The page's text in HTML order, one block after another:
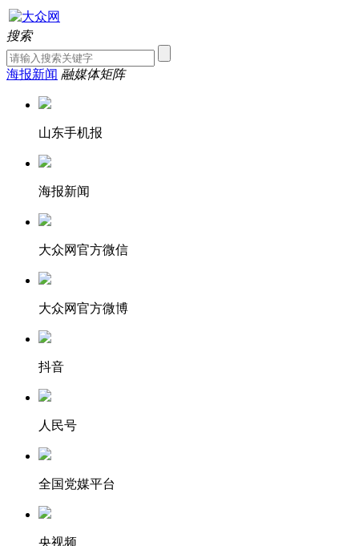
搜索
海报新闻 融媒体矩阵
山东手机报
海报新闻
大众网官方微信
大众网官方微博
抖音
人民号
全国党媒平台
央视频